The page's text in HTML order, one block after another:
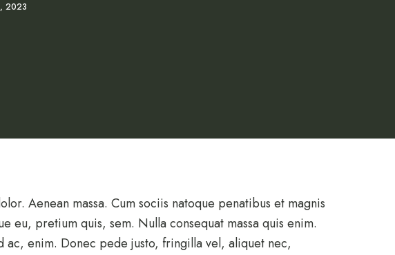
2023
Aenean massa. Cum sociis natoque penatibus et magnis
eu, pretium quis, sem. Nulla consequat massa quis enim.
enim. Donec pede justo, fringilla vel, aliquet nec,